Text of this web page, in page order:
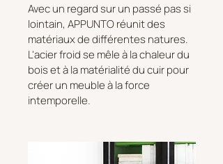
Avec un regard sur un passé pas si
lointain, APPUNTO réunit des
matériaux de différentes natures.
L'acier froid se mêle à la chaleur du
bois et à la matérialité du cuir pour
créer un meuble à la force
intemporelle.